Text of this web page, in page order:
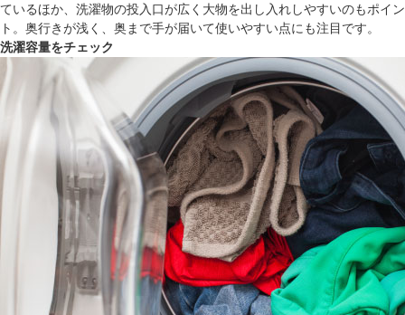
ているほか、洗濯物の投入口が広く大物を出し入れしやすいのもポイン
ト。奥行きが浅く、奥まで手が届いて使いやすい点にも注目です。
洗濯容量をチェック